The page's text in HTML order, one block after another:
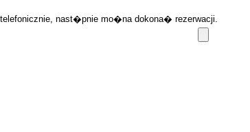
nast�pnie mo�na dokona� rezerwacji.